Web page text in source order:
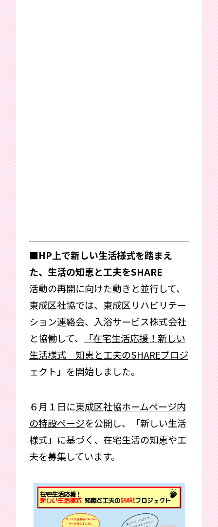
■HP上で新しい生活様式を踏まえ
た、生活の知恵と工夫をSHARE
活動の再開に向けた動きと並行して、
東成区社協では、東成区リハビリテー
ション連絡会、入浴サービス株式会社
と協働して、
「在宅生活応援！新しい
生活様式 知恵と工夫のSHAREプロジ
ェクト」 を開始しました。
６月１日に東成区社協ホームページ内
の特設ページを公開し、「新しい生活
様式」に基づく、在宅生活の知恵や工
夫を募集しています。